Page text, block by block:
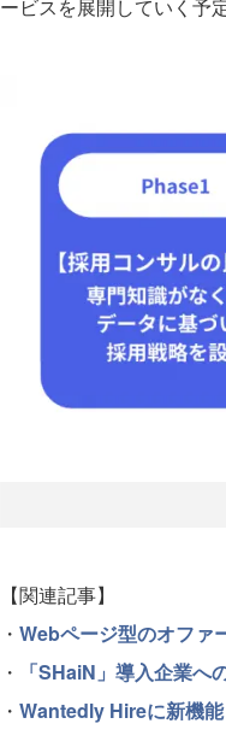
ービスを展開していく予定
【関連記事】
・ Webページ型のオファ
・
「SHaiN」導入企業
・ Wantedly Hireに新機